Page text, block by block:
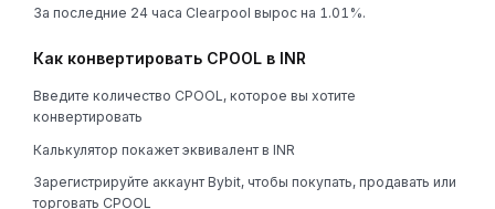
За последние 24 часа Clearpool вырос на 1.01%.
Как конвертировать CPOOL в INR
Введите количество CPOOL, которое вы хотите
конвертировать
Калькулятор покажет эквивалент в INR
Зарегистрируйте аккаунт Bybit, чтобы покупать, продавать или
торговать CPOOL